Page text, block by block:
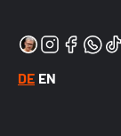
DE EN